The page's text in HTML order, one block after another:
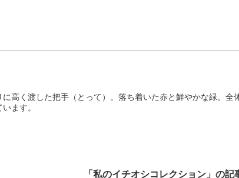
高く渡した把手（とって）。落ち着いた赤と鮮やかな緑。全
ます。
「私のイチオシコレクション」の記